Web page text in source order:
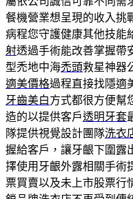
餐機營業想呈現的收入挑
病程您守護健康其他技能
射透過手術能改善掌握帶
型禿地中海禿頭救星神器
適美價格過程直接找隱適
牙齒美白方式都很方便幫
造的以提供客戶透明牙套
隊提供視覺設計團隊洗衣
握給客戶，讓牙齦下圍露
擇使用牙齦外露相關手術
票買賣以及未上市股票行